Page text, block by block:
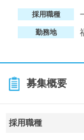
採用職種
勤務地
募集概要
採用職種